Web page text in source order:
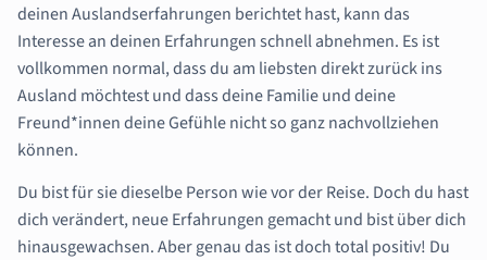
deinen Auslandserfahrungen berichtet hast, kann das
Interesse an deinen Erfahrungen schnell abnehmen. Es ist
vollkommen normal, dass du am liebsten direkt zurück ins
Ausland möchtest und dass deine Familie und deine
Freund*innen deine Gefühle nicht so ganz nachvollziehen
können.
Du bist für sie dieselbe Person wie vor der Reise. Doch du hast
dich verändert, neue Erfahrungen gemacht und bist über dich
hinausgewachsen. Aber genau das ist doch total positiv! Du